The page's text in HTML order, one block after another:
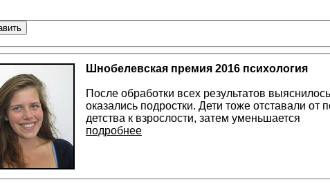
Шнобелевская премия 2016 психология
После обработки всех результатов
оказались подростки. Дети тоже отставали
детства к взрослости, затем уменьшается
подробнее